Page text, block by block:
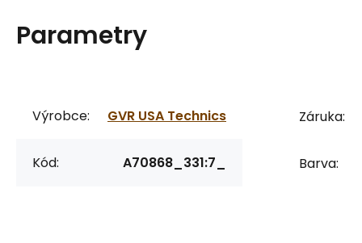
Parametry
Výrobce: GVR USA Technics
Kód: A70868_331:7_
Záruka:
Barva: